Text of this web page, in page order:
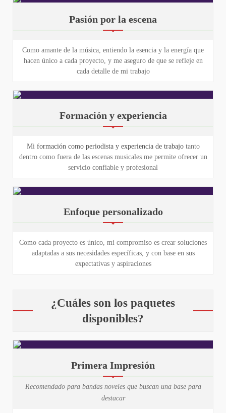
Pasión por la escena
Como amante de la música, entiendo la esencia y la energía que
hacen único a cada proyecto, y me aseguro de que se refleje en
cada detalle de mi trabajo
Formación y experiencia
Mi formación como periodista y experiencia de trabajotanto
dentro como fuera de las escenas musicales me permite ofrecer un
servicio confiable y profesional
Enfoque personalizado
Como cada proyecto es único, mi compromiso es crear soluciones
adaptadas a sus necesidades específicas, y con base en sus
expectativas y aspiraciones
¿Cuáles son los paquetes
disponibles?
Primera Impresión
Recomendado para bandas noveles que buscan una base para
destacar